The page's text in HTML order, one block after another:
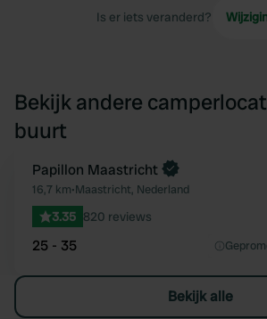
Is er iets veranderd?
Bekijk andere
buurt
Papillon Maastricht
16,7 km•Maastricht, Nederland
3.35 820 reviews
25 - 35
Bekijk alle